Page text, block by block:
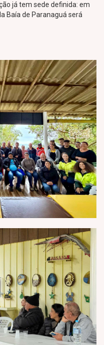
já tem sede definida: em
Baía de Paranaguá será